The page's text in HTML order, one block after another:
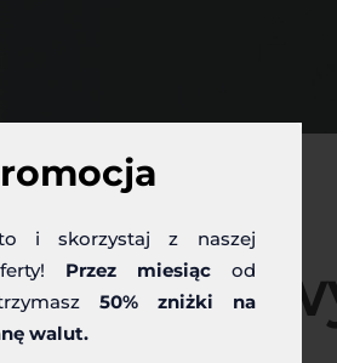
i skorzystaj z naszej
Przez miesiącod
50% zniżki na
walut.